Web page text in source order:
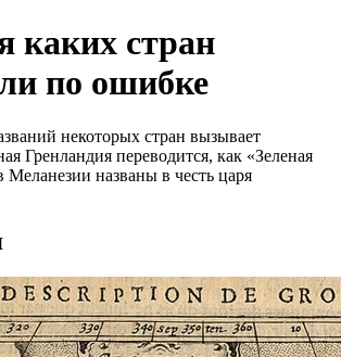
каких стран
по ошибке
некоторых стран вызывает
Гренландия переводится, как «Зеленая
Меланезии названы в честь царя